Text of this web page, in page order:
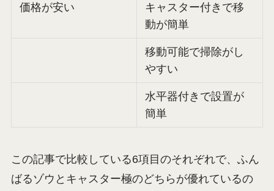
価格が安い
キャスター付きで移
動が簡単
移動可能で掃除がし
やすい
水平器付きで設置が
簡単
この記事で比較している6項目のそれぞれで、ふん
ばるゾウとキャスター極のどちらが優れているの